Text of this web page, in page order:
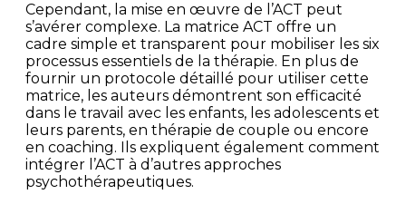
Cependant, la mise en œuvre de l’ACT peut
s’avérer complexe. La matrice ACT offre un
cadre simple et transparent pour mobiliser les six
processus essentiels de la thérapie. En plus de
fournir un protocole détaillé pour utiliser cette
matrice, les auteurs démontrent son efficacité
dans le travail avec les enfants, les adolescents et
leurs parents, en thérapie de couple ou encore
en coaching. Ils expliquent également comment
intégrer l’ACT à d’autres approches
psychothérapeutiques.